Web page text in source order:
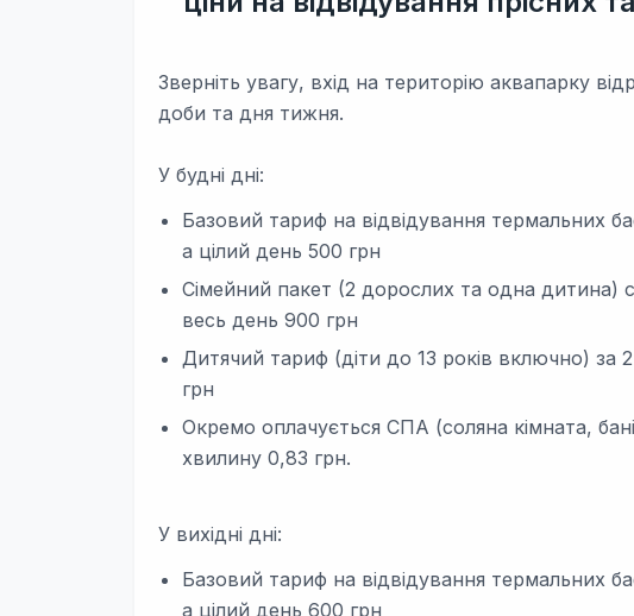
Зверніть увагу, вхід на територію аквапарку
доби та дня тижня.
У будні дні:
Базовий тариф на відвідування термальних
а цілий день 500 грн
Сімейний пакет (2 дорослих та одна дитина)
весь день 900 грн
Дитячий тариф (діти до 13 років включно) за
грн
Окремо оплачується СПА (соляна кімната,
хвилину 0,83 грн.
У вихідні дні:
Базовий тариф на відвідування термальних
а цілий день 600 грн